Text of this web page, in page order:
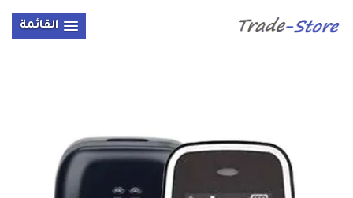
القائمة